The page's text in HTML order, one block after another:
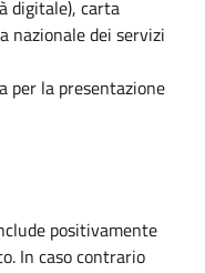
digitale), carta
nazionale dei servizi
per la presentazione
positivamente
In caso contrario